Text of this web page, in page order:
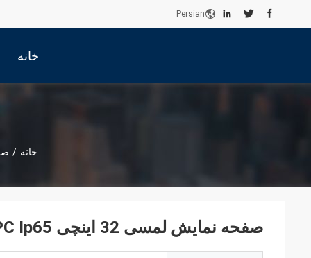
Persian
خانه
خانه /
صفحه نمایش لمسی 32 اینچی Industrie PC Ip65 با صفحه لمسی LED